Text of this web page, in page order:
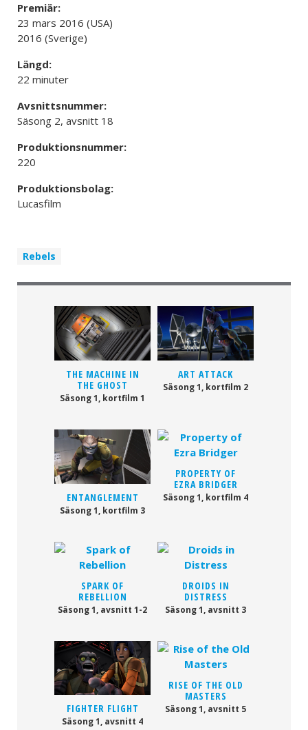
Premiär:
23 mars 2016 (USA)
2016 (Sverige)
Längd:
22 minuter
Avsnittsnummer:
Säsong 2, avsnitt 18
Produktionsnummer:
220
Produktionsbolag:
Lucasfilm
Rebels
THE MACHINE IN
THE GHOST
Säsong 1, kortfilm 1
ART ATTACK
Säsong 1, kortfilm 2
ENTANGLEMENT
Säsong 1, kortfilm 3
PROPERTY OF
EZRA BRIDGER
Säsong 1, kortfilm 4
SPARK OF
REBELLION
Säsong 1, avsnitt 1-2
DROIDS IN
DISTRESS
Säsong 1, avsnitt 3
FIGHTER FLIGHT
Säsong 1, avsnitt 4
RISE OF THE OLD
MASTERS
Säsong 1, avsnitt 5